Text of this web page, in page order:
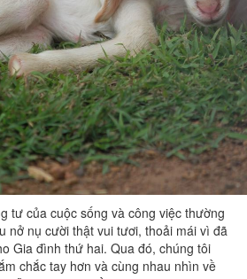
tư của cuộc sống và công việc thường
nở nụ cười thật vui tươi, thoải mái vì đã
Gia đình thứ hai. Qua đó, chúng tôi
chắc tay hơn và cùng nhau nhìn về